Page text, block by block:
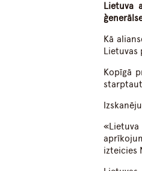
Lietuva
Kā
Lietuvas
Kopīgā
izteicies